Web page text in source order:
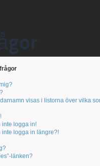
visas i listorna över vilka
inte logga in!
inte logga in längre?!
länken?